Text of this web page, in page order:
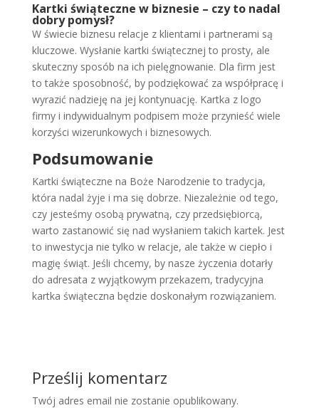
Kartki świąteczne w biznesie – czy to nadal
dobry pomysł?
W świecie biznesu relacje z klientami i partnerami są
kluczowe. Wysłanie kartki świątecznej to prosty, ale
skuteczny sposób na ich pielęgnowanie. Dla firm jest
to także sposobność, by podziękować za współpracę i
wyrazić nadzieję na jej kontynuację. Kartka z logo
firmy i indywidualnym podpisem może przynieść wiele
korzyści wizerunkowych i biznesowych.
Podsumowanie
Kartki świąteczne na Boże Narodzenie to tradycja,
która nadal żyje i ma się dobrze. Niezależnie od tego,
czy jesteśmy osobą prywatną, czy przedsiębiorcą,
warto zastanowić się nad wysłaniem takich kartek. Jest
to inwestycja nie tylko w relacje, ale także w ciepło i
magię świąt. Jeśli chcemy, by nasze życzenia dotarły
do adresata z wyjątkowym przekazem, tradycyjna
kartka świąteczna będzie doskonałym rozwiązaniem.
Prześlij komentarz
Twój adres email nie zostanie opublikowany.